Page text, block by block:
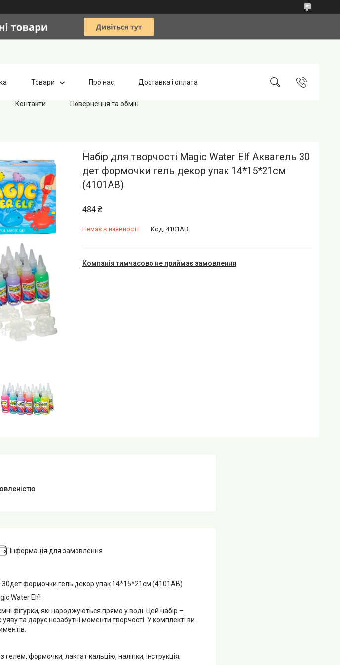
Товари Про нас Доставка і оплата
Контакти Повернення та обмін
Набір для творчості Magic Water Elf Аквагель 30
дет формочки гель декор упак 14*15*21см
(4101AB)
484 ₴
Немає в наявності Код: 4101AB
Компанія тимчасово не приймає замовлення
Інформація для замовлення
30дет формочки гель декор упак 14*15*21см (4101AB)
Water Elf!
фігурки, які народжуються прямо у воді. Цей набір –
та дарує незабутні моменти творчості. У комплекті ви
гелем, формочки, лактат кальцію, наліпки, інструкція;